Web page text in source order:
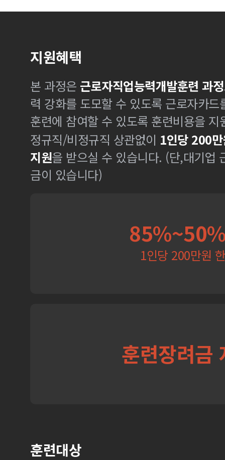
지원혜택
본 과정은 근로자직업능력개발훈련 과정
력 강화를 도모할 수 있도록 근로자카
훈련에 참여할 수 있도록 훈련비용을 지
정규직/비정규직 상관없이 1인당 200
지원을 받으실 수 있습니다. (단,대기업
금이 있습니다)
1인당 200만원
훈련장려금
훈련대상